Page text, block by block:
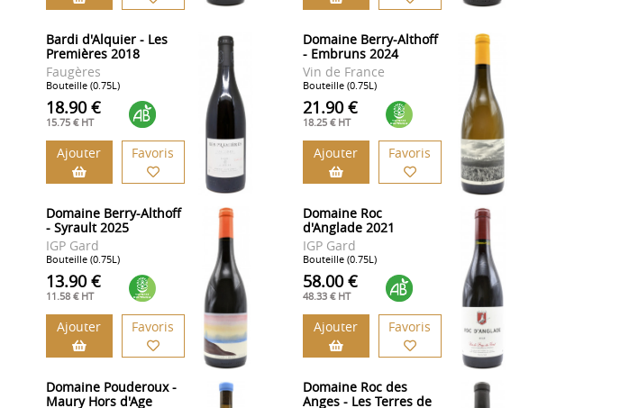
Bardi d'Alquier - Les
Premières 2018
Faugères
Bouteille (0.75L)
18.90 €
15.75 € HT
Ajouter Favoris
Domaine Berry-Althoff
- Embruns 2024
Vin de France
Bouteille (0.75L)
21.90 €
18.25 € HT
Ajouter Favoris
Domaine Berry-Althoff
- Syrault 2025
IGP Gard
Bouteille (0.75L)
13.90 €
11.58 € HT
Ajouter Favoris
Domaine Roc
d'Anglade 2021
IGP Gard
Bouteille (0.75L)
58.00 €
48.33 € HT
Ajouter Favoris
Domaine Pouderoux -
Maury Hors d'Age
Domaine Roc des
Anges - Les Terres de